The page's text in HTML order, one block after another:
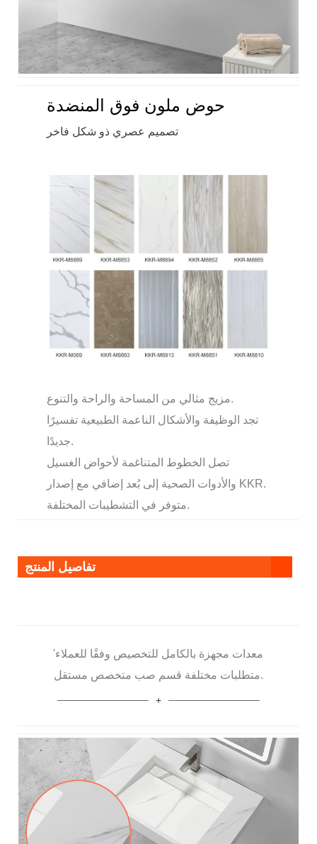
حوض ملون فوق المنضدة
تصميم عصري ذو شكل فاخر
مزيج مثالي من المساحة والراحة والتنوع.
تجد الوظيفة والأشكال الناعمة الطبيعية تفسيرًا
جديدًا.
تصل الخطوط المتناغمة لأحواض الغسيل
والأدوات الصحية إلى بُعد إضافي مع إصدار KKR.
متوفر في التشطيبات المختلفة.
تفاصيل المنتج
معدات مجهزة بالكامل للتخصيص وفقًا للعملاء'
متطلبات مختلفة قسم صب متخصص مستقل.